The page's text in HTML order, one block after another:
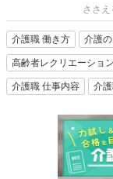
ささ
介護職 働き方 介護
高齢者レクリエーション
介護職 仕事内容 介